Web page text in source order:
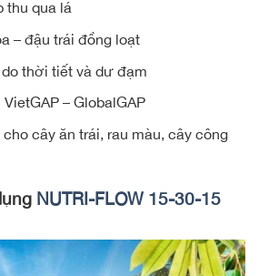
thu qua lá
– đậu trái đồng loạt
thời tiết và dư đạm
– GlobalGAP
cây ăn trái, rau màu, cây công
NUTRI-FLOW 15-30-15